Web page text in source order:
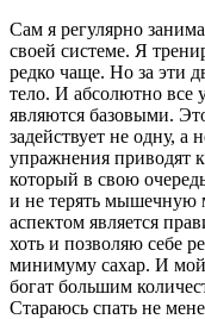
Сам я регулярно
своей системе. Я
редко чаще. Но за эти
тело. И абсолютно все
являются базовыми.
задействует не одну,
упражнения приводят
который в свою
и не терять мышечную
аспектом является
хоть и позволяю себе
минимуму сахар. И
богат большим
Стараюсь спать не